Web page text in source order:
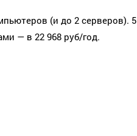
(и до 2 серверов). 5
— в 22 968 руб/год.